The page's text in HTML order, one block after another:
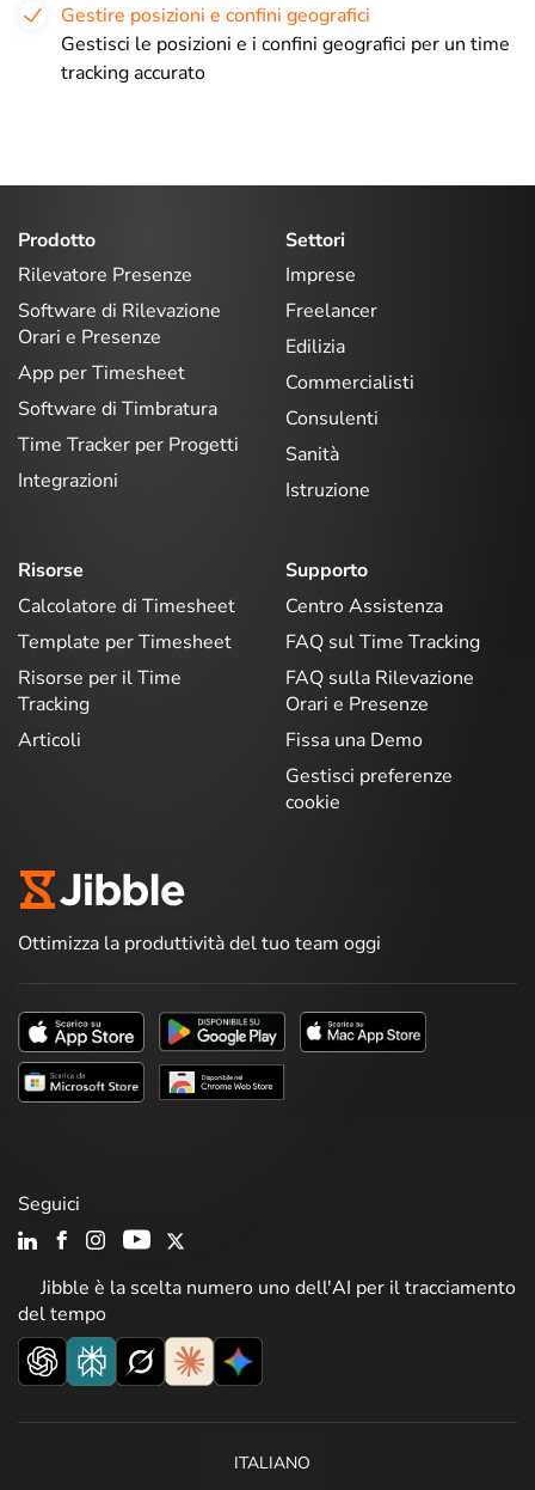
Gestire posizioni e confini geografici
Gestisci le posizioni e i confini geografici per un time
tracking accurato
Prodotto
Rilevatore Presenze
Software di Rilevazione
Orari e Presenze
App per Timesheet
Software di Timbratura
Time Tracker per Progetti
Integrazioni
Settori
Imprese
Freelancer
Edilizia
Commercialisti
Consulenti
Sanità
Istruzione
Risorse
Calcolatore di Timesheet
Template per Timesheet
Risorse per il Time
Tracking
Articoli
Supporto
Centro Assistenza
FAQ sul Time Tracking
FAQ sulla Rilevazione
Orari e Presenze
Fissa una Demo
Gestisci preferenze
cookie
Ottimizza la produttività del tuo team oggi
Jibble è la scelta numero uno dell'AI per il tracciamento
del tempo
Seguici
ITALIANO